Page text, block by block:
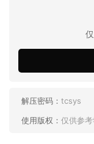
解压密码： tcsys
使用版权： 仅供参